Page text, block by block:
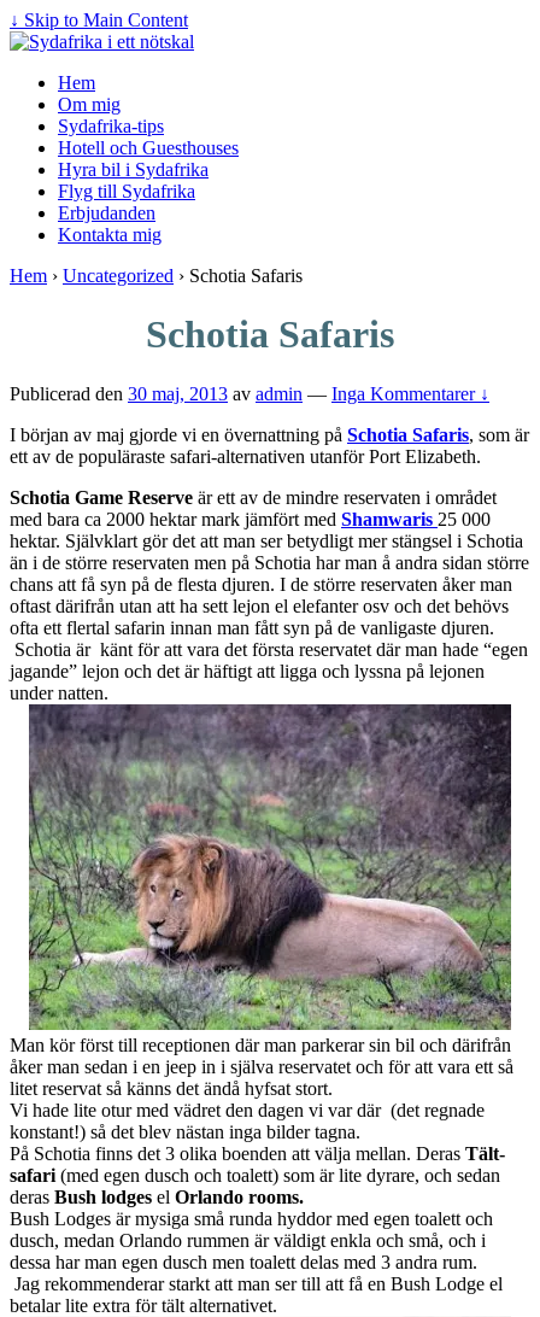
↓ Skip to Main Content
Hem
Om mig
Sydafrika-tips
Hotell och Guesthouses
Hyra bil i Sydafrika
Flyg till Sydafrika
Erbjudanden
Kontakta mig
Hem › Uncategorized › Schotia Safaris
Schotia Safaris
Publicerad den 30 maj, 2013 av admin — Inga Kommentarer ↓
I början av maj gjorde vi en övernattning på Schotia Safaris, som är
ett av de populäraste safari-alternativen utanför Port Elizabeth.
Schotia Game Reserve är ett av de mindre reservaten i området
med bara ca 2000 hektar mark jämfört med Shamwaris 25 000
hektar. Självklart gör det att man ser betydligt mer stängsel i Schotia
än i de större reservaten men på Schotia har man å andra sidan större
chans att få syn på de flesta djuren. I de större reservaten åker man
oftast därifrån utan att ha sett lejon el elefanter osv och det behövs
ofta ett flertal safarin innan man fått syn på de vanligaste djuren.
Schotia är känt för att vara det första reservatet där man hade “egen
jagande” lejon och det är häftigt att ligga och lyssna på lejonen
under natten.
Man kör först till receptionen där man parkerar sin bil och därifrån
åker man sedan i en jeep in i själva reservatet och för att vara ett så
litet reservat så känns det ändå hyfsat stort.
Vi hade lite otur med vädret den dagen vi var där (det regnade
konstant!) så det blev nästan inga bilder tagna.
På Schotia finns det 3 olika boenden att välja mellan. Deras Tält-
safari (med egen dusch och toalett) som är lite dyrare, och sedan
deras Bush lodges el Orlando rooms.
Bush Lodges är mysiga små runda hyddor med egen toalett och
dusch, medan Orlando rummen är väldigt enkla och små, och i
dessa har man egen dusch men toalett delas med 3 andra rum.
Jag rekommenderar starkt att man ser till att få en Bush Lodge el
betalar lite extra för tält alternativet.